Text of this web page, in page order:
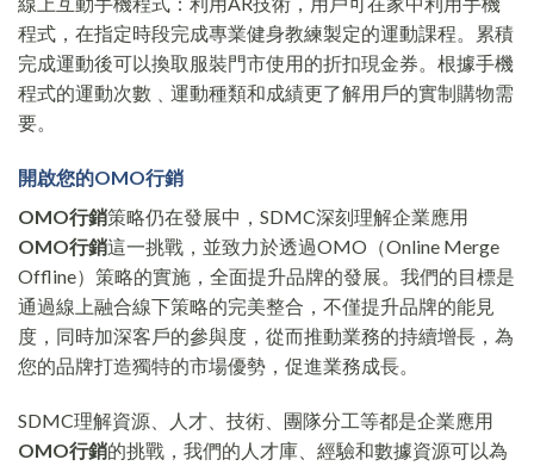
程式，在指定時段完成專業健身教練製定的運動課程。累積
完成運動後可以換取服裝門市使用的折扣現金券。根據手機
程式的運動次數﹑運動種類和成績更了解用戶的實制購物需
要。
開啟您的OMO行銷
OMO行銷策略仍在發展中，SDMC深刻理解企業應用
OMO行銷這一挑戰，並致力於透過OMO（Online Merge
Offline）策略的實施，全面提升品牌的發展。我們的目標是
通過線上融合線下策略的完美整合，不僅提升品牌的能見
度，同時加深客戶的參與度，從而推動業務的持續增長，為
您的品牌打造獨特的市場優勢，促進業務成長。
SDMC理解資源、人才、技術、團隊分工等都是企業應用
OMO行銷的挑戰，我們的人才庫、經驗和數據資源可以為